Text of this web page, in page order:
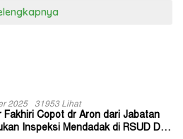
2025 31953 Lihat
Fakhiri Copot dr Aron dari Jabatan
Inspeksi Mendadak di RSUD Dok